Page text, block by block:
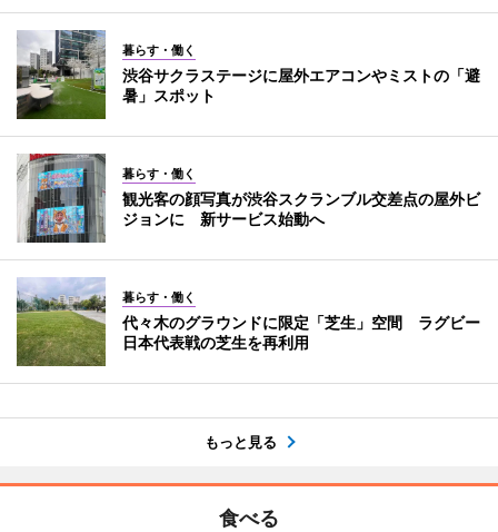
暮らす・働く
渋谷サクラステージに屋外エアコンやミストの「避
暑」スポット
暮らす・働く
観光客の顔写真が渋谷スクランブル交差点の屋外ビ
ジョンに 新サービス始動へ
暮らす・働く
代々木のグラウンドに限定「芝生」空間 ラグビー
日本代表戦の芝生を再利用
もっと見る
食べる